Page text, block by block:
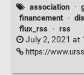
association ·
financement
·
flux_rss
· rss
July 2, 2021 at
https://www.urssaf.fr/portail/home/